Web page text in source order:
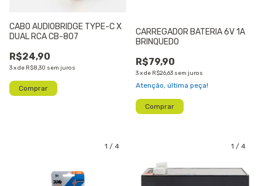
CABO AUDIOBRIDGE TYPE-C X
DUAL RCA CB-807
R$24,90
3xde R$8,30 sem juros
CARREGADOR BATERIA 6V 1A
BRINQUEDO
R$79,90
3xde R$26,63 sem juros
Atenção, última peça!
1 / 4 1 / 4